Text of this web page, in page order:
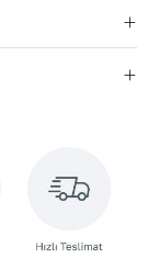
fırçayla tozdan